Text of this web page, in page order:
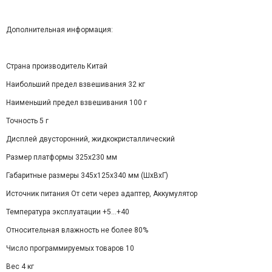
Дополнительная информация:
Страна производитель Китай
Наибольший предел взвешивания 32 кг
Наименьший предел взвешивания 100 г
Точность 5 г
Дисплей двусторонний, жидкокристаллический
Размер платформы 325x230 мм
Габаритные размеры 345х125х340 мм (ШхВхГ)
Источник питания От сети через адаптер, Аккумулятор
Температура эксплуатации +5…+40
Относительная влажность не более 80%
Число программируемых товаров 10
Вес 4 кг